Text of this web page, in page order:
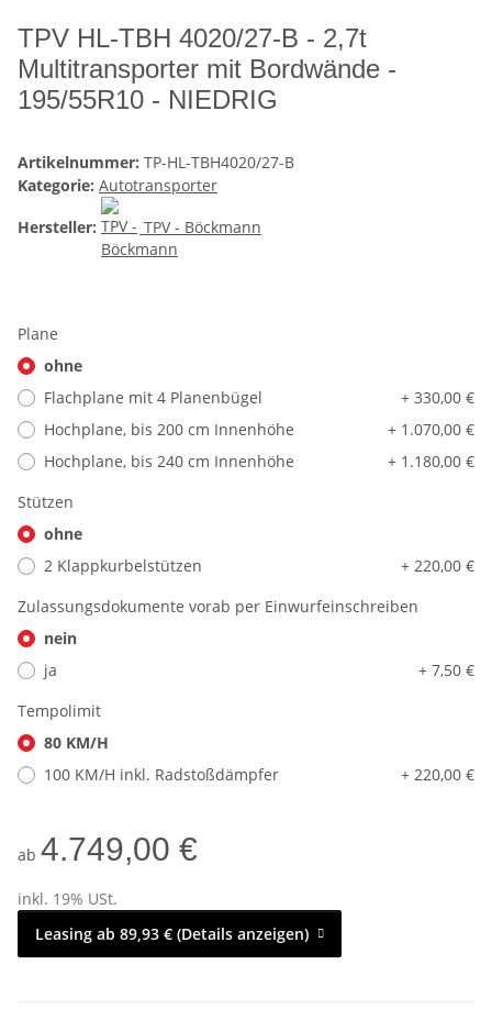
TPV HL-TBH 4020/27-B - 2,7t
Multitransporter mit Bordwände -
195/55R10 - NIEDRIG
Artikelnummer: TP-HL-TBH4020/27-B
Kategorie: Autotransporter
Hersteller:
TPV - Böckmann
Plane
ohne
Flachplane mit 4 Planenbügel
+ 330,00 €
Hochplane, bis 200 cm Innenhöhe
+ 1.070,00 €
Hochplane, bis 240 cm Innenhöhe
+ 1.180,00 €
Stützen
ohne
2 Klappkurbelstützen
+ 220,00 €
Zulassungsdokumente vorab per Einwurfeinschreiben
nein
ja
+ 7,50 €
Tempolimit
80 KM/H
100 KM/H inkl. Radstoßdämpfer
+ 220,00 €
ab 4.749,00 €
inkl. 19% USt.
Leasing ab 89,93 € (Details anzeigen)